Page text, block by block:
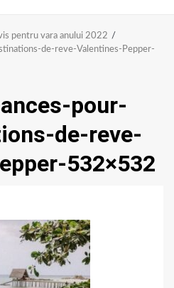
pentru vara anului 2022
de-reve-Valentines-Pepper-
pour-
de-reve-
532×532